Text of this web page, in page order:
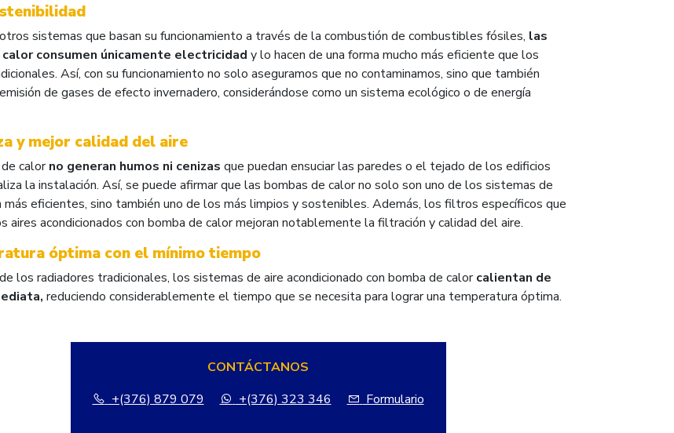
sistemas que basan su funcionamiento a través de la combustión de combustibles fósiles, las
consumen únicamente electricidad y lo hacen de una forma mucho más eficiente que los
Así, con su funcionamiento no solo aseguramos que no contaminamos, sino que también
de gases de efecto invernadero, considerándose como un sistema ecológico o de energía
y mejor calidad del aire
calorno generan humos ni cenizas que puedan ensuciar las paredes o el tejado de los edificios
la instalación. Así, se puede afirmar que las bombas de calor no solo son uno de los sistemas de
más eficientes, sino también uno de los más limpios y sostenibles. Además, los filtros específicos que
aires acondicionados con bomba de calor mejoran notablemente la filtración y calidad del aire.
óptima con el mínimo tiempo
los radiadores tradicionales, los sistemas de aire acondicionado con bomba de calorcalientan de
reduciendo considerablemente el tiempo que se necesita para lograr una temperatura óptima.
CONTÁCTANOS
+(376) 879 079
+(376) 323 346 Formulario